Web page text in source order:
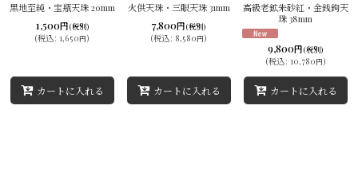
黒地至純・宝瓶天珠 20mm
1,500円(税別)
(税込: 1,650円)
カートに入れる
火供天珠・三眼天珠 31mm
7,800円 (税別)
(税込: 8,580円)
カートに入れる
高級老鉱朱砂紅・金銭鉤天
珠 38mm
9,800円 (税別)
(税込: 10,780円)
カートに入れる